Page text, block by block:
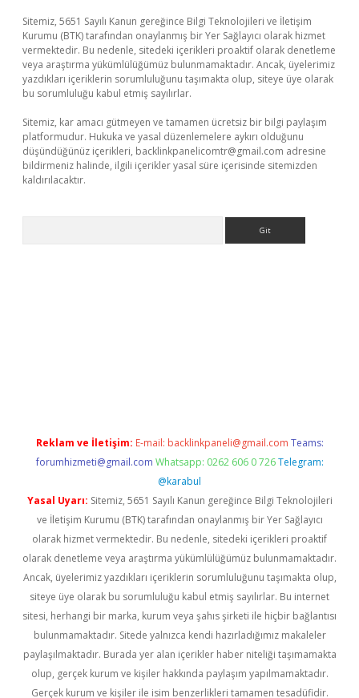
Sitemiz, 5651 Sayılı Kanun gereğince Bilgi Teknolojileri ve İletişim
Kurumu (BTK) tarafından onaylanmış bir Yer Sağlayıcı olarak hizmet
vermektedir. Bu nedenle, sitedeki içerikleri proaktif olarak denetleme
veya araştırma yükümlülüğümüz bulunmamaktadır. Ancak, üyelerimiz
yazdıkları içeriklerin sorumluluğunu taşımakta olup, siteye üye olarak
bu sorumluluğu kabul etmiş sayılırlar.
Sitemiz, kar amacı gütmeyen ve tamamen ücretsiz bir bilgi paylaşım
platformudur. Hukuka ve yasal düzenlemelere aykırı olduğunu
düşündüğünüz içerikleri, backlinkpanelicomtr@gmail.com adresine
bildirmeniz halinde, ilgili içerikler yasal süre içerisinde sitemizden
kaldırılacaktır.
Reklam ve İletişim: E-mail: backlinkpaneli@gmail.com Teams:
forumhizmeti@gmail.com Whatsapp: 0262 606 0 726 Telegram:
@karabul
Yasal Uyarı: Sitemiz, 5651 Sayılı Kanun gereğince Bilgi Teknolojileri
ve İletişim Kurumu (BTK) tarafından onaylanmış bir Yer Sağlayıcı
olarak hizmet vermektedir. Bu nedenle, sitedeki içerikleri proaktif
olarak denetleme veya araştırma yükümlülüğümüz bulunmamaktadır.
Ancak, üyelerimiz yazdıkları içeriklerin sorumluluğunu taşımakta olup,
siteye üye olarak bu sorumluluğu kabul etmiş sayılırlar. Bu internet
sitesi, herhangi bir marka, kurum veya şahıs şirketi ile hiçbir bağlantısı
bulunmamaktadır. Sitede yalnızca kendi hazırladığımız makaleler
paylaşılmaktadır. Burada yer alan içerikler haber niteliği taşımamakta
olup, gerçek kurum ve kişiler hakkında paylaşım yapılmamaktadır.
Gerçek kurum ve kişiler ile isim benzerlikleri tamamen tesadüfidir.